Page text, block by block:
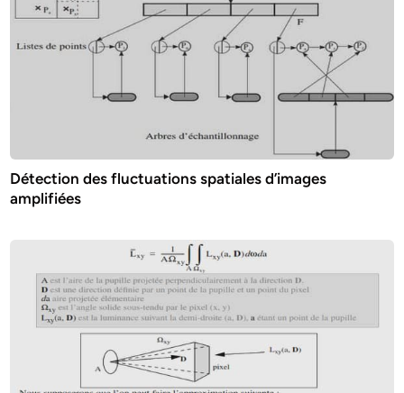
Détection des fluctuations spatiales d’images
amplifiées